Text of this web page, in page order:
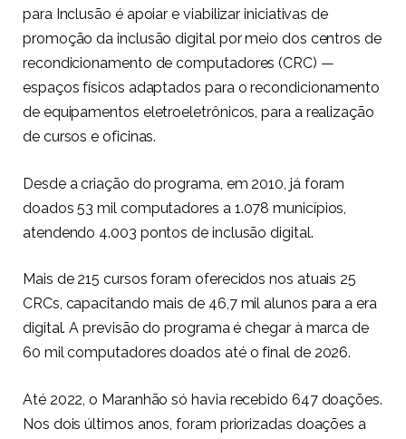
para Inclusão é apoiar e viabilizar iniciativas de
promoção da inclusão digital por meio dos centros de
recondicionamento de computadores (CRC) —
espaços físicos adaptados para o recondicionamento
de equipamentos eletroeletrônicos, para a realização
de cursos e oficinas.
Desde a criação do programa, em 2010, já foram
doados 53 mil computadores a 1.078 municípios,
atendendo 4.003 pontos de inclusão digital.
Mais de 215 cursos foram oferecidos nos atuais 25
CRCs, capacitando mais de 46,7 mil alunos para a era
digital. A previsão do programa é chegar à marca de
60 mil computadores doados até o final de 2026.
Até 2022, o Maranhão só havia recebido 647 doações.
Nos dois últimos anos, foram priorizadas doações a